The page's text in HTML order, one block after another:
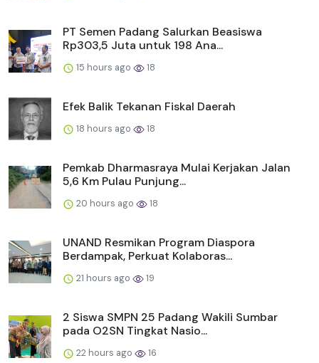
PT Semen Padang Salurkan Beasiswa
Rp303,5 Juta untuk 198 Ana...
15 hours ago 18
Efek Balik Tekanan Fiskal Daerah
18 hours ago 18
Pemkab Dharmasraya Mulai Kerjakan Jalan
5,6 Km Pulau Punjung...
20 hours ago 18
UNAND Resmikan Program Diaspora
Berdampak, Perkuat Kolaboras...
21 hours ago 19
2 Siswa SMPN 25 Padang Wakili Sumbar
pada O2SN Tingkat Nasio...
22 hours ago 16